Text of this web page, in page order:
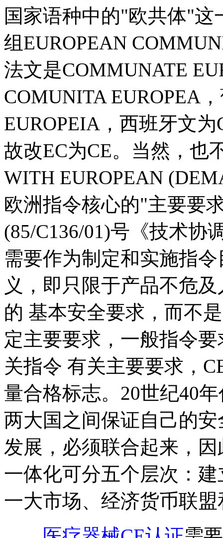
国家语种中的"欧共体"
组EUROPEAN
法文是COMMUNATE
COMUNITA EUROPEA
EUROPEIA，西班牙文
故改EC为CE。当然，也
WITH EUROPEAN
欧洲指令核心的"主要要
(85/C136/01)号《技术协
需要作为制定和实施指
义，即只限于产品不危
的 基本安全要求，而不
定主要要求，一般指令
关指令 有关主要要求，
量合格标志。20世纪40
两大国之间保证自己的
发展，必须联合起来，
一体化可分五个层次：
一大市场、经济货币联